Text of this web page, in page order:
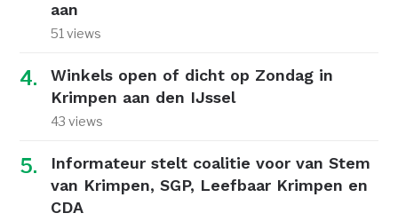
aan
51 views
Winkels open of dicht op Zondag in
Krimpen aan den IJssel
43 views
Informateur stelt coalitie voor van Stem
van Krimpen, SGP, Leefbaar Krimpen en
CDA